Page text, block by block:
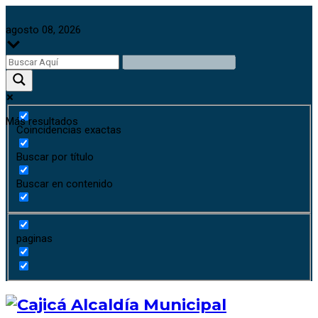
agosto 08, 2026
Más resultados
Coincidencias exactas
Buscar por título
Buscar en contenido
paginas